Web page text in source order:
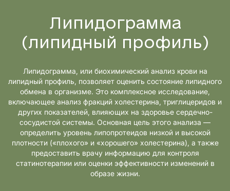
Липидограмма
(липидный профиль)
Липидограмма, или биохимический анализ крови на
липидный профиль, позволяет оценить состояние липидного
обмена в организме. Это комплексное исследование,
включающее анализ фракций холестерина, триглицеридов и
других показателей, влияющих на здоровье сердечно-
сосудистой системы. Основная цель этого анализа —
определить уровень липопротеидов низкой и высокой
плотности («плохого» и «хорошего» холестерина), а также
предоставить врачу информацию для контроля
статинотерапии или оценки эффективности изменений в
образе жизни.